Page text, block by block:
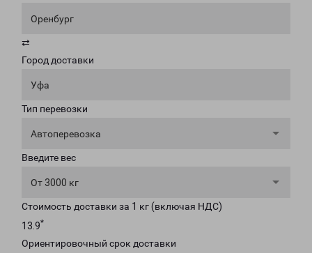
Оренбург
⇄
Город доставки
Уфа
Тип перевозки
Автоперевозка
Введите вес
От 3000 кг
Стоимость доставки за 1 кг (включая НДС)
13.9*
Ориентировочный срок доставки